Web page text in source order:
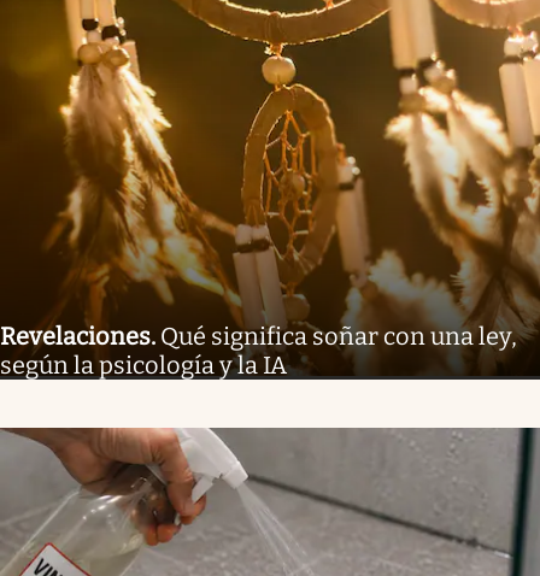
Revelaciones. Qué significa soñar con una ley,
según la psicología y la IA